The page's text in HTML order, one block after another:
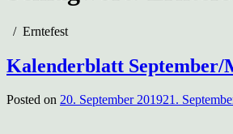
Erntefest
Kalenderblatt September/
Posted on 20. September 201921.